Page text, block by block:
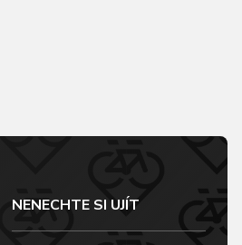
NENECHTE SI UJÍT